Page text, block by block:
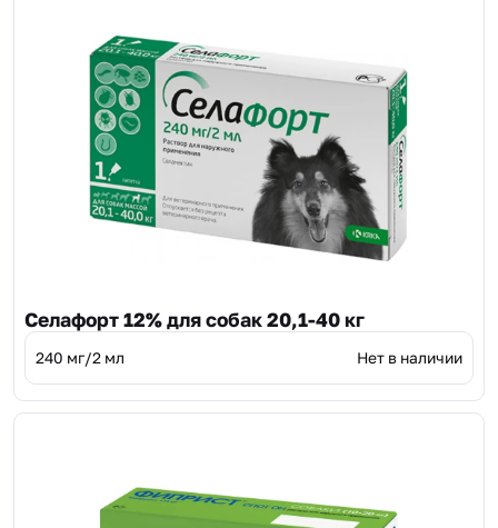
Селафорт 12% для собак 20,1-40 кг
240 мг/2 мл Нет в наличии